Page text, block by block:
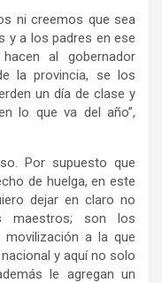
ni creemos que sea
y a los padres en ese
al gobernador
la provincia, se los
un día de clase y
lo que va del año”,
Por supuesto que
de huelga, en este
dejar en claro no
son los
a la que
y aquí no solo
le agregan un